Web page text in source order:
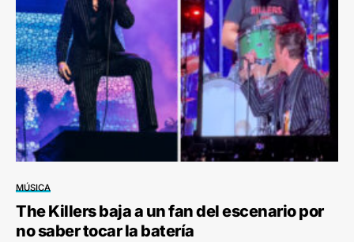
MÚSICA
The Killers baja a un fan del escenario por
no saber tocar la batería